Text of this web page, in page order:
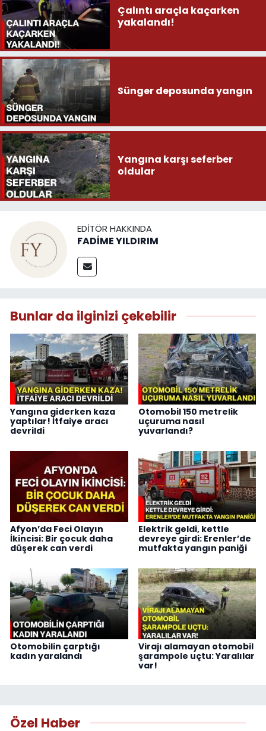
Çalıntı araçla kaçarken
yakalandı!
Sünger deposunda yangın
Yangına karşı seferber
oldular
EDITÖR HAKKINDA
FADİME YILDIRIM
Bunlar da ilginizi çekebilir
Yangına giderken kaza
yaptılar! İtfaiye aracı
devrildi
Otomobil 150 metrelik
uçuruma nasıl
yuvarlandı?
Afyon’da Feci Olayın
İkincisi: Bir çocuk daha
düşerek can verdi
Elektrik geldi, kettle
devreye girdi: Erenler’de
mutfakta yangın paniği
Otomobilin çarptığı
kadın yaralandı
Virajı alamayan otomobil
şarampole uçtu: Yaralılar
var!
Özel Haber